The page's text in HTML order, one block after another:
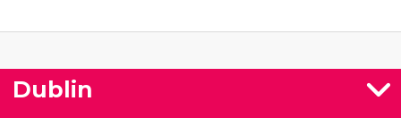
Dublin